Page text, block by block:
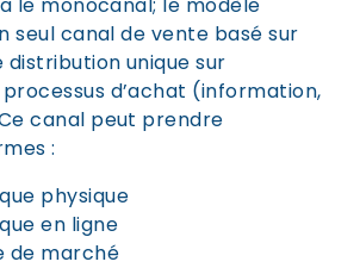
seul canal de vente basé sur
distribution unique sur
processus d’achat (information,
canal peut prendre
:
physique
en ligne
de marché